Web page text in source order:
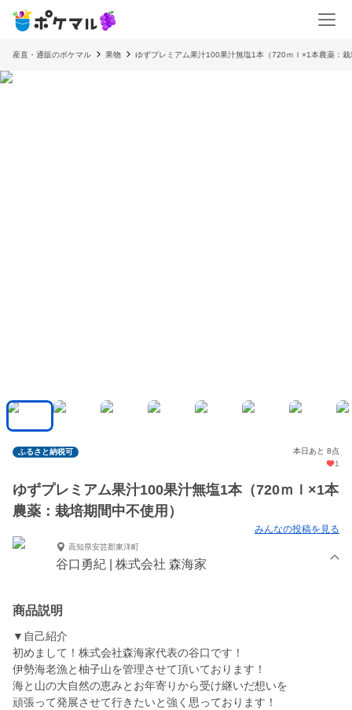
産直・通販のポケマル 果物 ゆずプレミアム果汁100果汁無塩1本（720ｍｌ×1本農薬：
ふるさと納税可
本日あと 8点
1
ゆずプレミアム果汁100果汁無塩1本（720ｍｌ×1本
農薬：栽培期間中不使用）
みんなの投稿を見る
高知県安芸郡東洋町
谷口勇紀 | 株式会社 森海家
商品説明
▼自己紹介
初めまして！株式会社森海家代表の谷口です！
伊勢海老漁と柚子山を管理させて頂いております！
海と山の大自然の恵みとお年寄りから受け継いだ想いを
頑張って発展させて行きたいと強く思っております！